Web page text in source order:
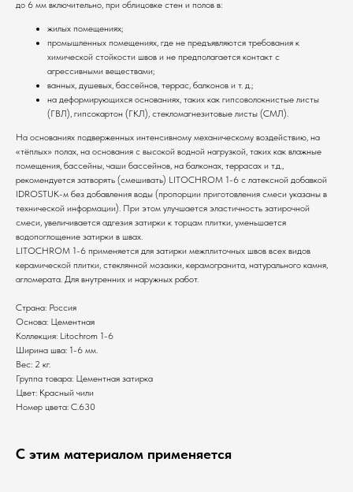
до 6 мм включительно, при облицовке стен и полов в:
жилых помещениях;
промышленных помещениях, где не предъявляются требования к
химической стойкости швов и не предполагается контакт с
агрессивными веществами;
ванных, душевых, бассейнов, террас, балконов и т. д.;
на деформирующихся основаниях, таких как гипсоволокнистые листы
(ГВЛ), гипсокартон (ГКЛ), стекломагнезитовые листы (СМЛ).
На основаниях подверженных интенсивному механическому воздействию, на
«тёплых» полах, на основания с высокой водной нагрузкой, таких как влажные
помещения, бассейны, чаши бассейнов, на балконах, террасах и т.д.,
рекомендуется затворять (смешивать) LITOCHROM 1-6 с латексной добавкой
IDROSTUK-м без добавления воды (пропорции приготовления смеси указаны в
технической информации). При этом улучшается эластичность затирочной
смеси, увеличивается адгезия затирки к торцам плитки, уменьшается
водопоглощение затирки в швах.
LITOCHROM 1-6 применяется для затирки межплиточных швов всех видов
керамической плитки, стеклянной мозаики, керамогранита, натурального камня,
агломерата. Для внутренних и наружных работ.
Страна: Россия
Основа: Цементная
Коллекция: Litochrom 1-6
Ширина шва: 1-6 мм.
Вес: 2 кг.
Группа товара: Цементная затирка
Цвет: Красный чили
Номер цвета: C.630
С этим материалом применяется